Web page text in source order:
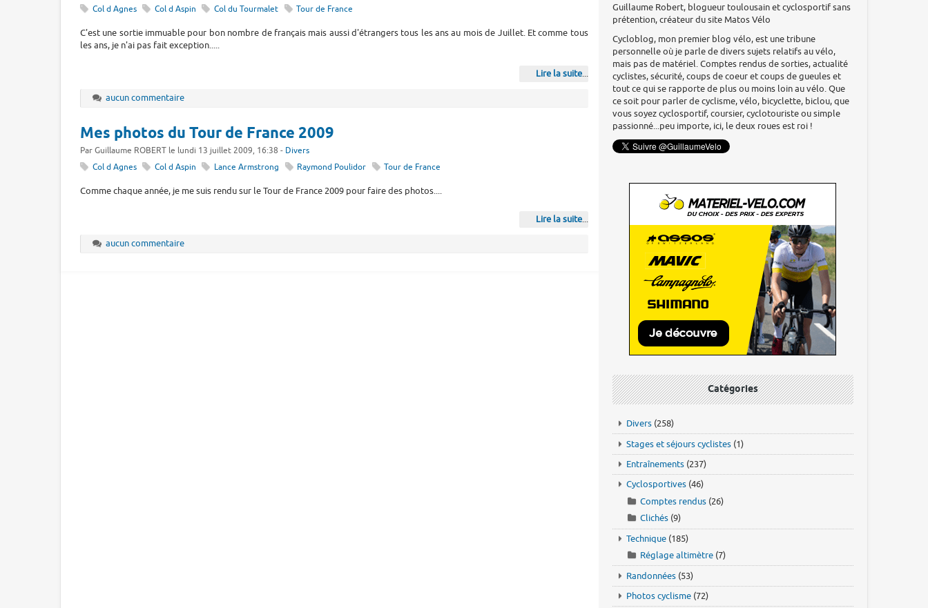
Col d Agnes
Col d Aspin Col du Tourmalet Tour de France
C'est une sortie immuable pour bon nombre de français mais aussi d'étrangers tous les ans au mois de Juillet. Et comme tous
les ans, je n'ai pas fait exception.....
Lire la suite...
aucun commentaire
Mes photos du Tour de France 2009
Par Guillaume ROBERT le lundi 13 juillet 2009, 16:38 - Divers
Col d Agnes
Col d Aspin Lance Armstrong Raymond Poulidor Tour de France
Comme chaque année, je me suis rendu sur le Tour de France 2009 pour faire des photos....
Lire la suite...
aucun commentaire
Guillaume Robert, blogueur toulousain et cyclosportif sans
prétention, créateur du site Matos Vélo
Cycloblog, mon premier blog vélo, est une tribune
personnelle où je parle de divers sujets relatifs au vélo,
mais pas de matériel. Comptes rendus de sorties, actualité
cyclistes, sécurité, coups de coeur et coups de gueules et
tout ce qui se rapporte de plus ou moins loin au vélo. Que
ce soit pour parler de cyclisme, vélo, bicyclette, biclou, que
vous soyez cyclosportif, coursier, cyclotouriste ou simple
passionné...peu importe, ici, le deux roues est roi !
Catégories
Divers (258)
Stages et séjours cyclistes (1)
Entraînements (237)
Cyclosportives (46)
Comptes rendus (26)
Clichés (9)
Technique (185)
Réglage altimètre (7)
Randonnées (53)
Photos cyclisme (72)